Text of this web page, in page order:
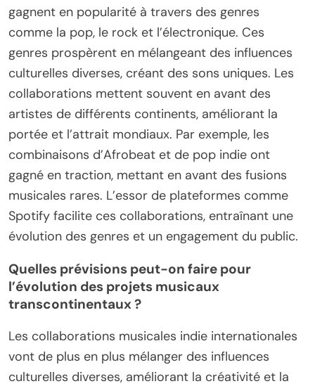
gagnent en popularité à travers des genres
comme la pop, le rock et l’électronique. Ces
genres prospèrent en mélangeant des influences
culturelles diverses, créant des sons uniques. Les
collaborations mettent souvent en avant des
artistes de différents continents, améliorant la
portée et l’attrait mondiaux. Par exemple, les
combinaisons d’Afrobeat et de pop indie ont
gagné en traction, mettant en avant des fusions
musicales rares. L’essor de plateformes comme
Spotify facilite ces collaborations, entraînant une
évolution des genres et un engagement du public.
Quelles prévisions peut-on faire pour
l’évolution des projets musicaux
transcontinentaux ?
Les collaborations musicales indie internationales
vont de plus en plus mélanger des influences
culturelles diverses, améliorant la créativité et la